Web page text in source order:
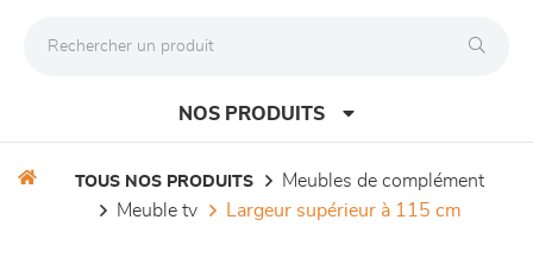
NOS PRODUITS
TOUS NOS PRODUITS
meubles de complément
meuble tv
largeur supérieur à 115 cm